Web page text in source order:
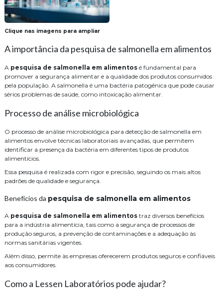
Clique nas imagens para ampliar
A importância da pesquisa de salmonella em alimentos
A pesquisa de salmonella em alimentos é fundamental para
promover a segurança alimentar e a qualidade dos produtos consumidos
pela população. A salmonella é uma bactéria patogênica que pode causar
sérios problemas de saúde, como intoxicação alimentar.
Processo de análise microbiológica
O processo de análise microbiológica para detecção de salmonella em
alimentos envolve técnicas laboratoriais avançadas, que permitem
identificar a presença da bactéria em diferentes tipos de produtos
alimentícios.
Essa pesquisa é realizada com rigor e precisão, seguindo os mais altos
padrões de qualidade e segurança.
Benefícios da pesquisa de salmonella em alimentos
A pesquisa de salmonella em alimentos traz diversos benefícios
para a indústria alimentícia, tais como a segurança de processos de
produção seguros, a prevenção de contaminações e a adequação às
normas sanitárias vigentes.
Além disso, permite às empresas oferecerem produtos seguros e confiáveis
aos consumidores.
Como a Lessen Laboratórios pode ajudar?